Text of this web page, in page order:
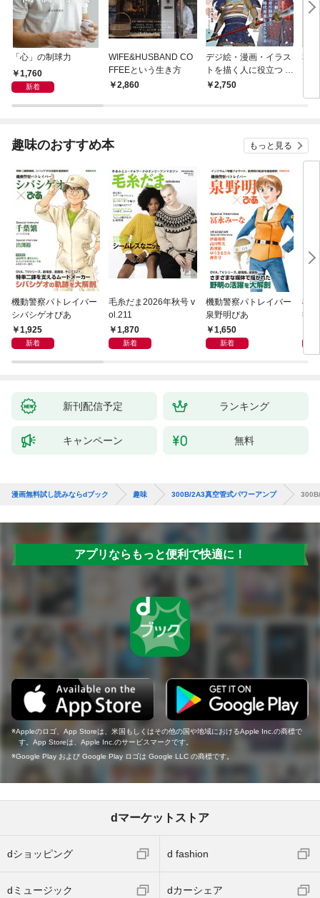
「心」の制球力
1,760
新着
WIFE&HUSBAND CO
FFEEという生き方
2,860
デジ絵・漫画・イラス
トを描く人に役立つ 戦
国武器甲冑事典
2,750
私
趣味のおすすめ本 もっと見る
機動警察パトレイバー
シバシゲオぴあ
1,925
新着
毛糸だま2026年秋号 v
ol.211
1,870
新着
機動警察パトレイバー
泉野明ぴあ
1,650
新着
機
後
新刊配信予定 ランキング
キャンペーン 無料
漫画無料試し読みならdブック 趣味 300B/2A3真空管式パワーアンプ
アプリならもっと便利で快適に！
Appleのロゴ、App Storeは、米国もしくはその他の国や地域におけるApple Inc.の商標で
す。App Storeは、Apple Inc.のサービスマークです。
Google Play および Google Play ロゴは Google LLC の商標です。
dマーケットストア
dショッピング d fashion
dミュージック dカーシェア